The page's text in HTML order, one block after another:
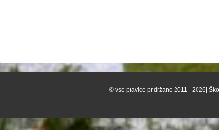
© vse pravice pridržane 2011 - 2026|